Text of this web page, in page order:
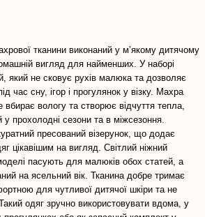
тканини виконаний у м’якому дитячому
вигляд для найменших. У наборі
який не сковує рухів малюка та дозволяє
час сну, ігор і прогулянок у візку. Махра
вологу та створює відчуття тепла,
прохолодні сезони та в міжсезоння.
пресований візерунок, що додає
цікавішим на вигляд. Світлий ніжний
пасують для малюків обох статей, а
на ясельний вік. Тканина добре тримає
для чутливої дитячої шкіри та не
одяг зручно використовувати вдома, у